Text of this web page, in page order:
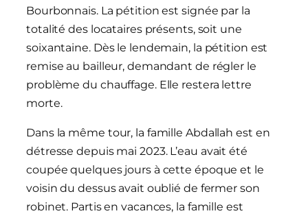
Bourbonnais. La pétition est signée par la
totalité des locataires présents, soit une
soixantaine. Dès le lendemain, la pétition est
remise au bailleur, demandant de régler le
problème du chauffage. Elle restera lettre
morte.
Dans la même tour, la famille Abdallah est en
détresse depuis mai 2023. L’eau avait été
coupée quelques jours à cette époque et le
voisin du dessus avait oublié de fermer son
robinet. Partis en vacances, la famille est